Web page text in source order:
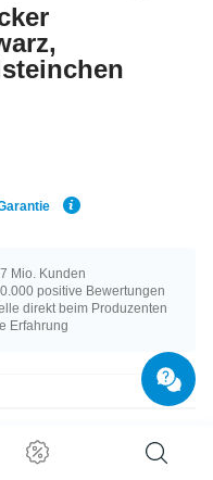
Mio. Kunden
positive Bewertungen
direkt beim Produzenten
Erfahrung
vorrätig. Für alle